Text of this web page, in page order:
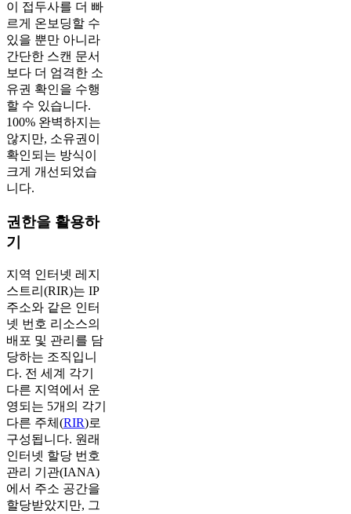
이 접두사를 더 빠
르게 온보딩할 수
있을 뿐만 아니라
간단한 스캔 문서
보다 더 엄격한 소
유권 확인을 수행
할 수 있습니다.
100% 완벽하지는
않지만, 소유권이
확인되는 방식이
크게 개선되었습
니다.
권한을 활용하
기
지역 인터넷 레지
스트리(RIR)는 IP
주소와 같은 인터
넷 번호 리소스의
배포 및 관리를 담
당하는 조직입니
다. 전 세계 각기
다른 지역에서 운
영되는 5개의 각기
다른 주체(RIR)로
구성됩니다. 원래
인터넷 할당 번호
관리 기관(IANA)
에서 주소 공간을
할당받았지만, 그